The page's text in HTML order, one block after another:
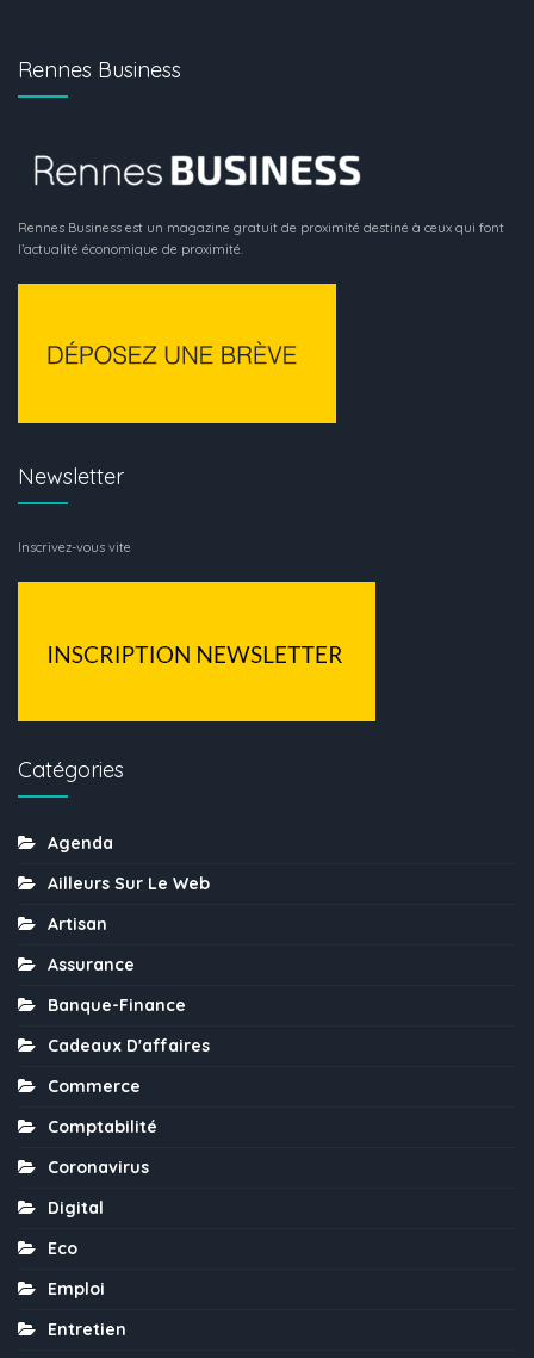
Rennes Business
Rennes Business est un magazine gratuit de proximité destiné à ceux qui font
l’actualité économique de proximité.
Newsletter
Inscrivez-vous vite
Catégories
Agenda
Ailleurs Sur Le Web
Artisan
Assurance
Banque-Finance
Cadeaux D'affaires
Commerce
Comptabilité
Coronavirus
Digital
Eco
Emploi
Entretien